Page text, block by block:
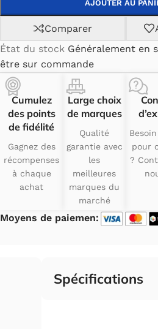
AJOUTER AU
Comparer
État du stock Généralement en
être sur commande
Cumulez
des points
de fidélité
Gagnez des
récompenses
à chaque
achat
Large choix
de marques
Qualité
garantie avec
les
meilleures
marques du
marché
pour
?
Moyens de paiemen:
Spécifications